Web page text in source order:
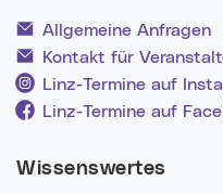
Allgemeine Anfragen
Kontakt für
Linz-Termine auf
Linz-Termine auf
Wissenswertes